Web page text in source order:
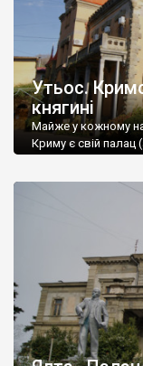
Утьос.
княгині
Майже у кожному
Криму є свій палац